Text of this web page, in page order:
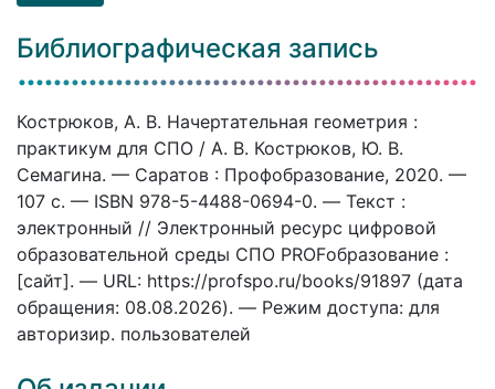
Библиографическая запись
Кострюков, А. В. Начертательная геометрия :
практикум для СПО / А. В. Кострюков, Ю. В.
Семагина. — Саратов : Профобразование, 2020. —
107 c. — ISBN 978-5-4488-0694-0. — Текст :
электронный // Электронный ресурс цифровой
образовательной среды СПО PROFобразование :
[сайт]. — URL: https://profspo.ru/books/91897 (дата
обращения: 08.08.2026). — Режим доступа: для
авторизир. пользователей